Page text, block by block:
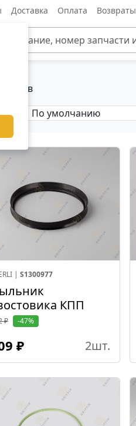
Доставка Оплата Возвраты
| S1300977
КПП
₽ -47%
₽ 2шт.